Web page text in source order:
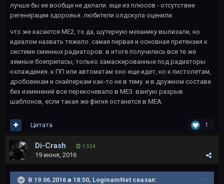
лучше бы ее вообще не делали. еще из плюсов - отсутствие
регенерации здоровья. любители олдскула оценили.
что же касается МЕ2, то да, шутерную механику вылизали, но
идеалом назвать тяжело. самая первая и основная претензия к
системе сменных радиаторов. в итоге получились все те же
земные боеприпасы, только замаскированные под радиаторы
охлаждения. к ПП или автоматам оно еще идет, но к пистолетам,
дробовикам и снайперкам как-то не в тему. и в дружном составе
без изменений все перекочевало в МЕ3. вангую разрыв
шаблонов, если такая же фигня останется в МЕА.
1
Цитата
Di-Crash 1 324
19 июня, 2016
В 19.06.2016 в 18:50, LoginamNet сказал: